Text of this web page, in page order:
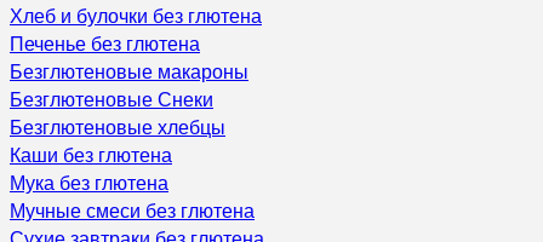
Хлеб и булочки без глютена
Печенье без глютена
Безглютеновые макароны
Безглютеновые Снеки
Безглютеновые хлебцы
Каши без глютена
Мука без глютена
Мучные смеси без глютена